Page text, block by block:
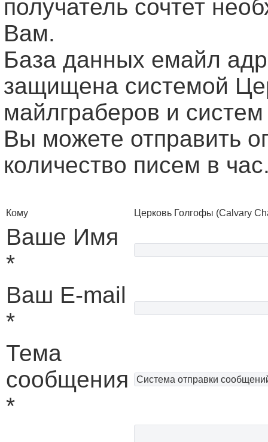
получатель сочтет
Вам.
База данных емайл
защищена системой
майлграберов и
Вы можете отправить
количество писем в
Кому Церковь Голгофы (Calvary
Ваше Имя
*
Ваш E-mail
*
Тема
сообщения
*